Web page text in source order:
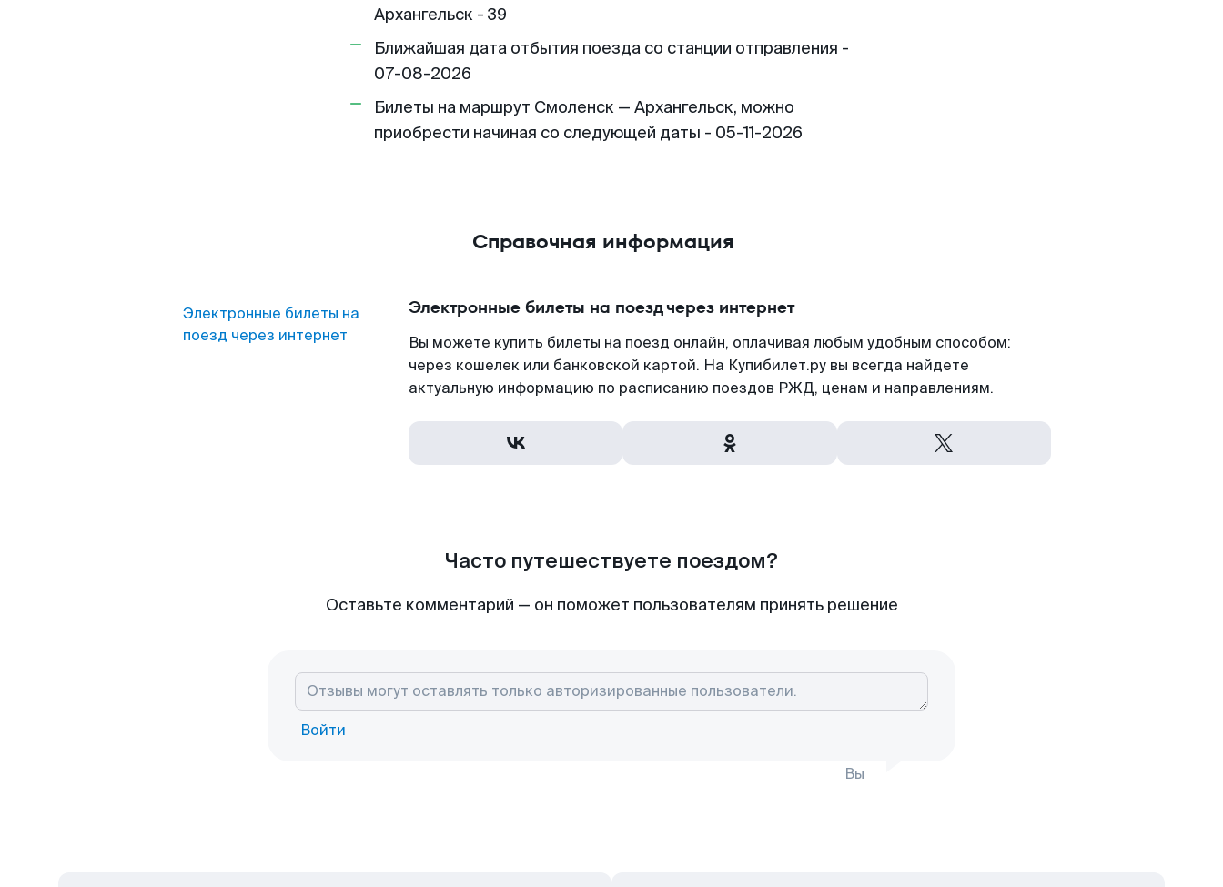
Архангельск - 39
Ближайшая дата отбытия поезда со станции отправления -
07-08-2026
Билеты на маршрут Смоленск — Архангельск, можно
приобрести начиная со следующей даты - 05-11-2026
Справочная информация
Электронные билеты на
поезд через интернет
Электронные билеты на поезд через интернет
Вы можете купить билеты на поезд онлайн, оплачивая любым удобным способом:
через кошелек или банковской картой. На Купибилет.ру вы всегда найдете
актуальную информацию по расписанию поездов РЖД, ценам и направлениям.
Часто путешествуете поездом?
Оставьте комментарий — он поможет пользователям принять решение
Войти
Вы